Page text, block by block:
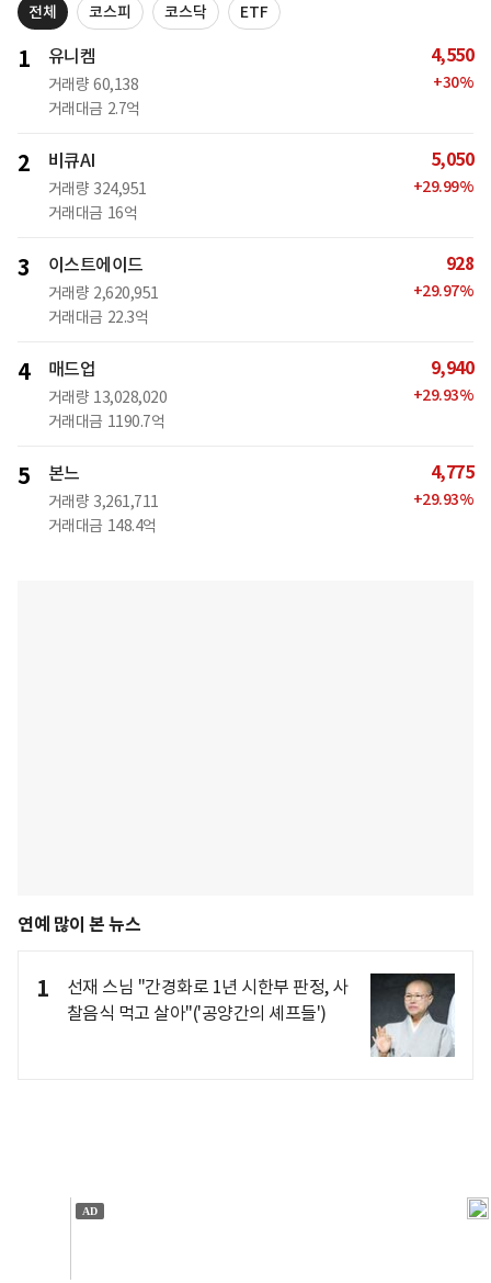
전체 코스피 코스닥 ETF
1 유니켐
거래량 60,138
거래대금 2.7억
4,550
+30%
2 비큐AI
거래량 324,951
거래대금 16억
5,050
+29.99%
3 이스트에이드
거래량 2,620,951
거래대금 22.3억
928
+29.97%
4 매드업
거래량 13,028,020
거래대금 1190.7억
9,940
+29.93%
5 본느
거래량 3,261,711
거래대금 148.4억
4,775
+29.93%
연예 많이 본 뉴스
1
선재 스님 "간경화로 1년 시한부 판정, 사
찰음식 먹고 살아"('공양간의 셰프들')